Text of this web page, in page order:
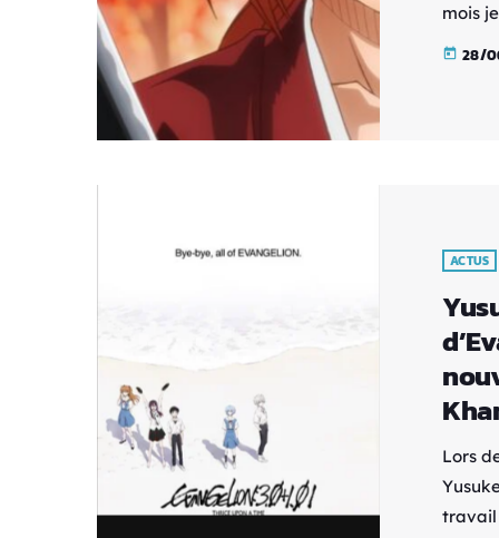
mois
de
today 28/
ACTUS
Lors
travail